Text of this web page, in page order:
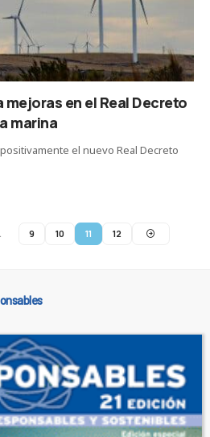
en el Real Decreto
marina
el nuevo Real Decreto
9 10 11 12